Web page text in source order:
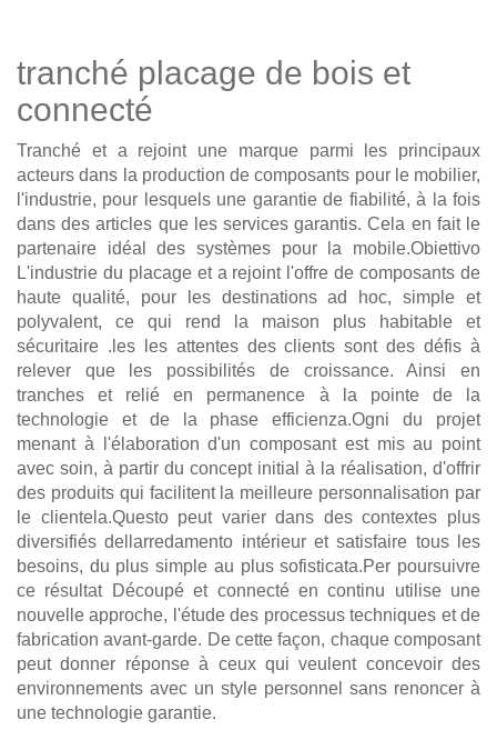
tranché placage de bois et
connecté
Tranché et a rejoint une marque parmi les principaux
acteurs dans la production de composants pour le mobilier,
l'industrie, pour lesquels une garantie de fiabilité, à la fois
dans des articles que les services garantis. Cela en fait le
partenaire idéal des systèmes pour la mobile.Obiettivo
L'industrie du placage et a rejoint l'offre de composants de
haute qualité, pour les destinations ad hoc, simple et
polyvalent, ce qui rend la maison plus habitable et
sécuritaire .les les attentes des clients sont des défis à
relever que les possibilités de croissance. Ainsi en
tranches et relié en permanence à la pointe de la
technologie et de la phase efficienza.Ogni du projet
menant à l'élaboration d'un composant est mis au point
avec soin, à partir du concept initial à la réalisation, d'offrir
des produits qui facilitent la meilleure personnalisation par
le clientela.Questo peut varier dans des contextes plus
diversifiés dellarredamento intérieur et satisfaire tous les
besoins, du plus simple au plus sofisticata.Per poursuivre
ce résultat Découpé et connecté en continu utilise une
nouvelle approche, l'étude des processus techniques et de
fabrication avant-garde. De cette façon, chaque composant
peut donner réponse à ceux qui veulent concevoir des
environnements avec un style personnel sans renoncer à
une technologie garantie.